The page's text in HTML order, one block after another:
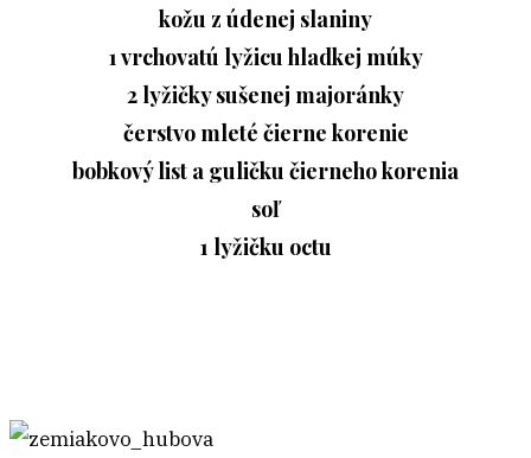
kožu z údenej slaniny
1 vrchovatú lyžicu hladkej múky
2 lyžičky sušenej majoránky
čerstvo mleté čierne korenie
bobkový list a guličku čierneho korenia
soľ
1 lyžičku octu